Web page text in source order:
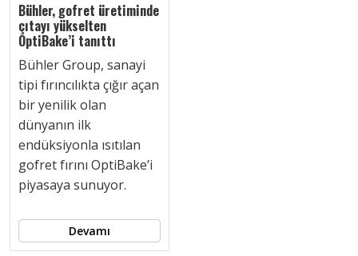
Bühler, gofret üretiminde
çıtayı yükselten
OptiBake’i tanıttı
Bühler Group, sanayi
tipi fırıncılıkta çığır açan
bir yenilik olan
dünyanın ilk
endüksiyonla ısıtılan
gofret fırını OptiBake’i
piyasaya sunuyor.
Devamı